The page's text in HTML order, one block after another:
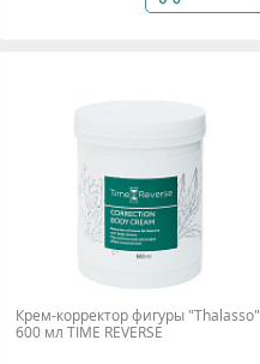
Крем-корректор фигуры "Thalasso"
600 мл TIME REVERSE